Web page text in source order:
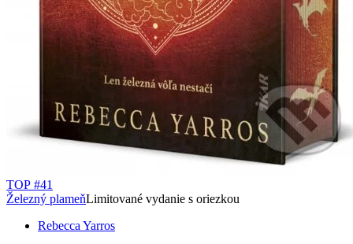
TOP #41
Železný plameňLimitované vydanie s oriezkou
Rebecca Yarros